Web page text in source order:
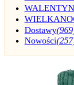
Dostawy
Nowości